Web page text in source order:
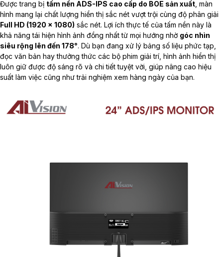
Được trang bị tấm nền ADS-IPS cao cấp do BOE sản xuất , màn
hình mang lại chất lượng hiển thị sắc nét vượt trội cùng độ phân giải
Full HD (1920 x 1080) sắc nét. Lợi ích thực tế của tấm nền này là
khả năng tái hiện hình ảnh đồng nhất từ mọi hướng nhờ góc nhìn
siêu rộng lên đến 178°. Dù bạn đang xử lý bảng số liệu phức tạp,
đọc văn bản hay thưởng thức các bộ phim giải trí, hình ảnh hiển thị
luôn giữ được độ sáng rõ và chi tiết tuyệt vời, giúp nâng cao hiệu
suất làm việc cũng như trải nghiệm xem hàng ngày của bạn.